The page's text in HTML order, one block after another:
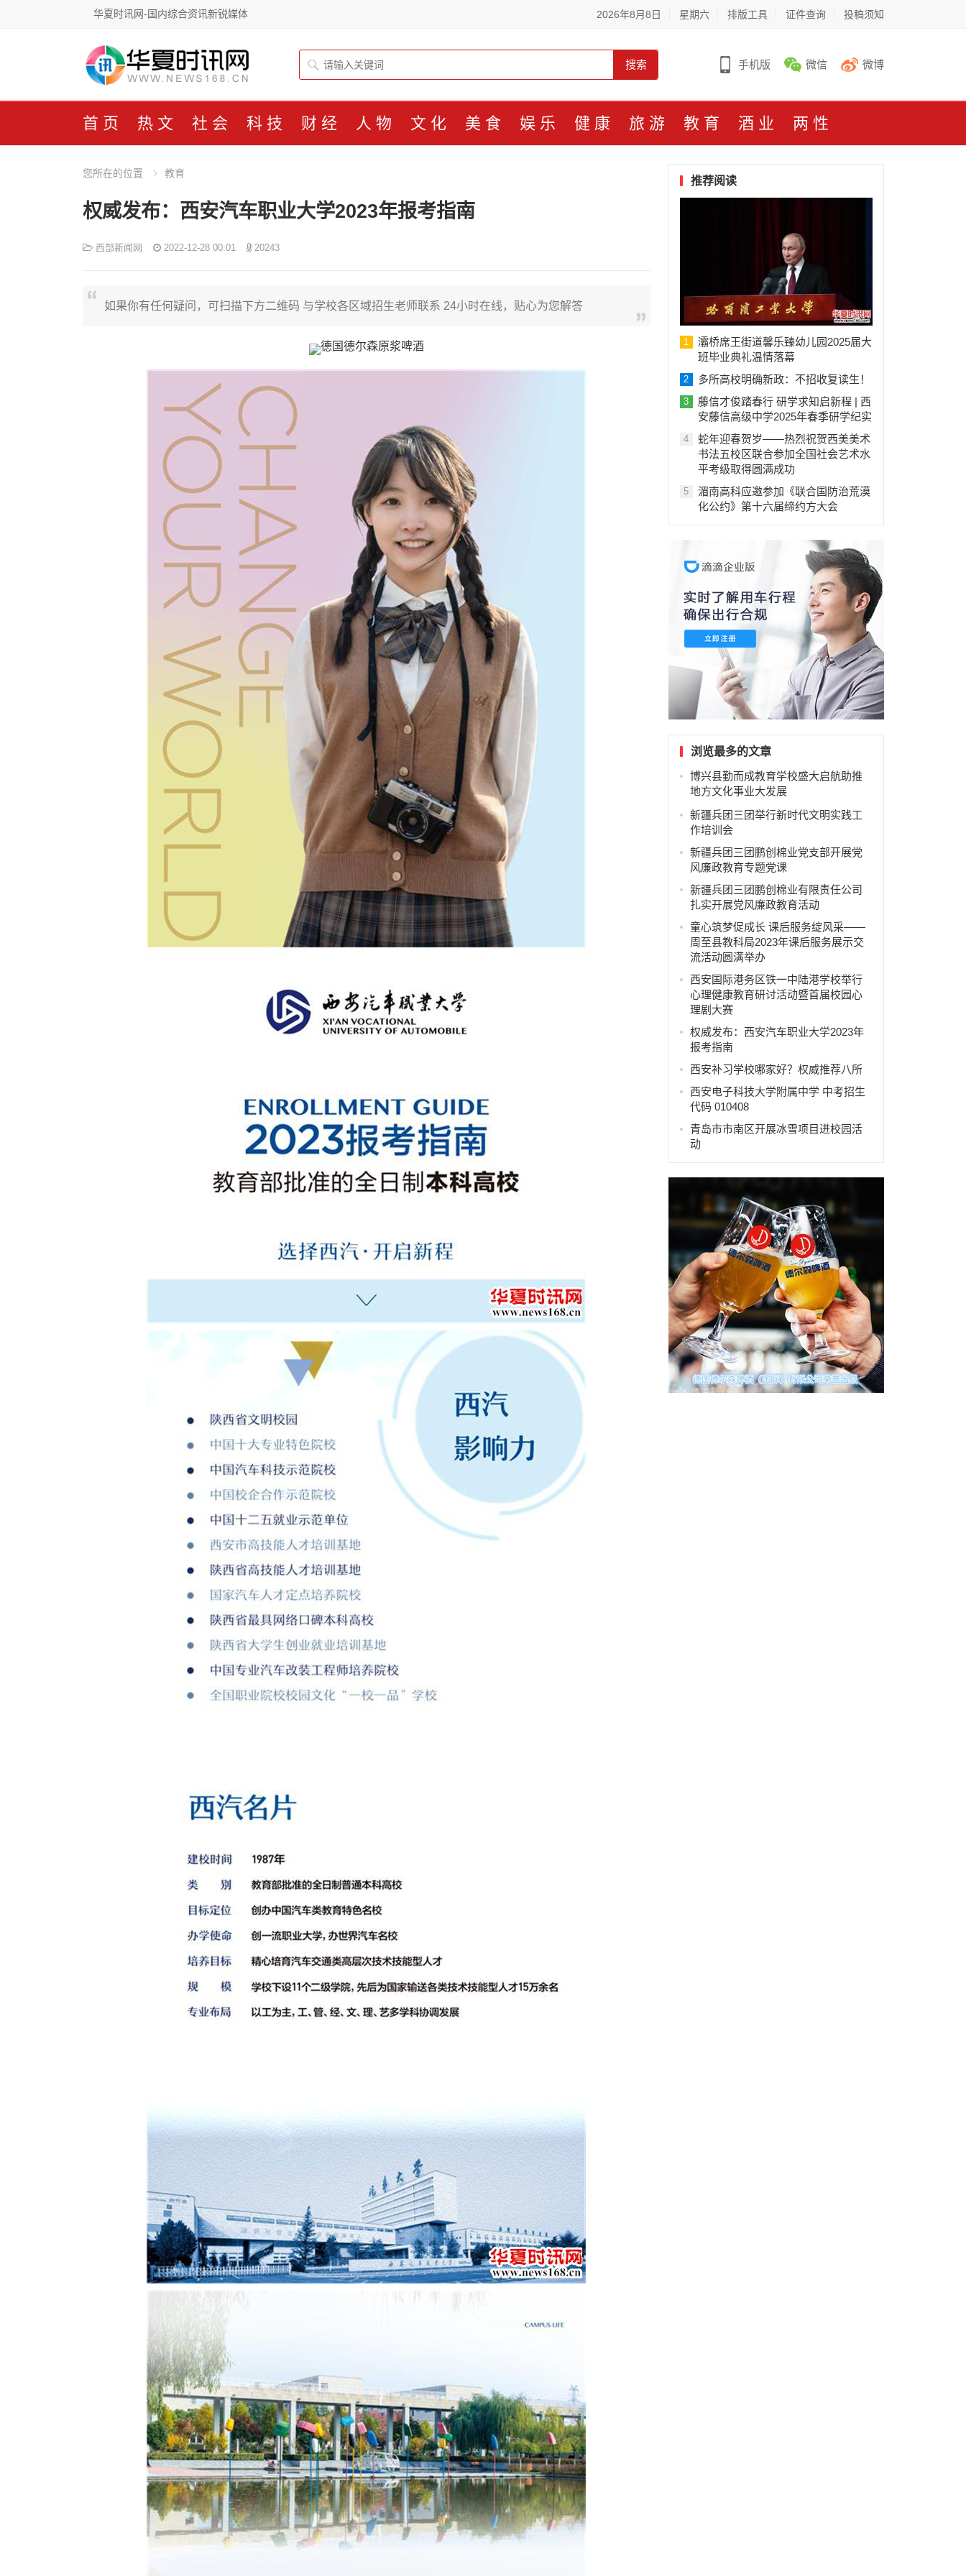
华夏时讯网-国内综合资讯新锐媒体 2026年8月8日 星期六 排版工具 证件查询 投稿须知
搜索 手机版 微信 微博
首页 热文 社会 科技 财经 人物 文化 美食 娱乐 健康 旅游 教育 酒业 两性
您所在的位置 教育
权威发布：西安汽车职业大学2023年报考指南
西部新闻网 2022-12-28 00:01 20243
如果你有任何疑问，可扫描下方二维码 与学校各区域招生老师联系 24小时在线，贴心为您解答
推荐阅读
1
灞桥席王街道馨乐臻幼儿园2025届大
班毕业典礼温情落幕
2 多所高校明确新政：不招收复读生！
3
藤信才俊踏春行 研学求知启新程 | 西
安藤信高级中学2025年春季研学纪实
4
蛇年迎春贺岁——热烈祝贺西美美术
书法五校区联合参加全国社会艺术水
平考级取得圆满成功
5
湄南高科应邀参加《联合国防治荒漠
化公约》第十六届缔约方大会
浏览最多的文章
博兴县勤而成教育学校盛大启航助推
地方文化事业大发展
新疆兵团三团举行新时代文明实践工
作培训会
新疆兵团三团鹏创棉业党支部开展党
风廉政教育专题党课
新疆兵团三团鹏创棉业有限责任公司
扎实开展党风廉政教育活动
童心筑梦促成长 课后服务绽风采——
周至县教科局2023年课后服务展示交
流活动圆满举办
西安国际港务区铁一中陆港学校举行
心理健康教育研讨活动暨首届校园心
理剧大赛
权威发布：西安汽车职业大学2023年
报考指南
西安补习学校哪家好？权威推荐八所
西安电子科技大学附属中学 中考招生
代码 010408
青岛市市南区开展冰雪项目进校园活
动